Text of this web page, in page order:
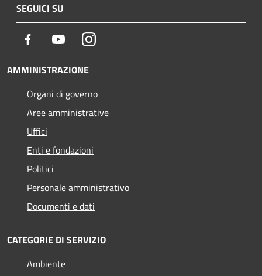
SEGUICI SU
Facebook YoutubeInstagram
AMMINISTRAZIONE
Organi di governo
Aree amministrative
Uffici
Enti e fondazioni
Politici
Personale amministrativo
Documenti e dati
CATEGORIE DI SERVIZIO
Ambiente